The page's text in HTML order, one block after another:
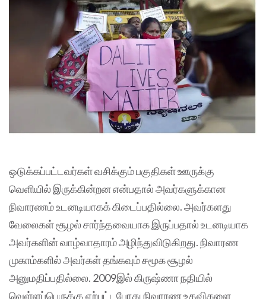
ஒடுக்கப்பட்டவர்கள் வசிக்கும் பகுதிகள் ஊருக்கு
வெளியில் இருக்கின்றன என்பதால் அவர்களுக்கான
நிவாரணம் உடனடியாகக் கிடைப்பதில்லை. அவர்களது
வேலைகள் சூழல் சார்ந்தவையாக இருப்பதால் உடனடியாக
அவர்களின் வாழ்வாதாரம் அழிந்துவிடுகிறது. நிவாரண
முகாம்களில் அவர்கள் தங்கவும் சமூக சூழல்
அனுமதிப்பதில்லை. 2009இல் கிருஷ்ணா நதியில்
வெள்ளப்பெருக்கு ஏற்பட்டபோது நிவாரண உதவிகளை